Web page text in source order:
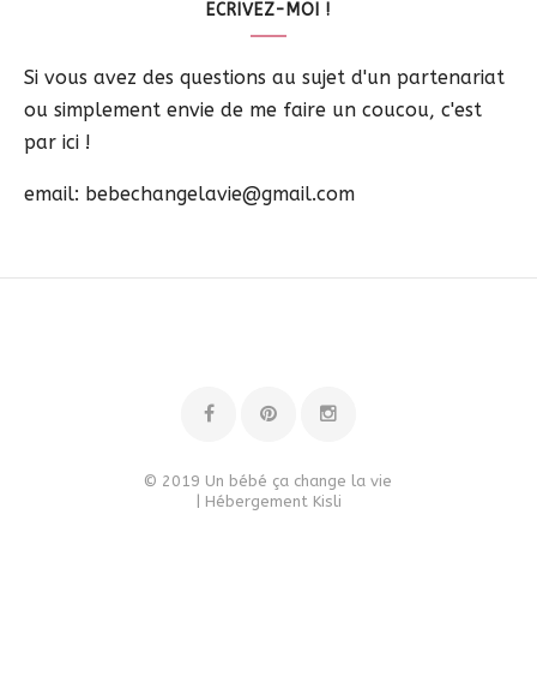
ECRIVEZ-MOI !
Si vous avez des questions au sujet d'un partenariat
ou simplement envie de me faire un coucou, c'est
par ici !
email: bebechangelavie@gmail.com
© 2019 Un bébé ça change la vie
| Hébergement Kisli